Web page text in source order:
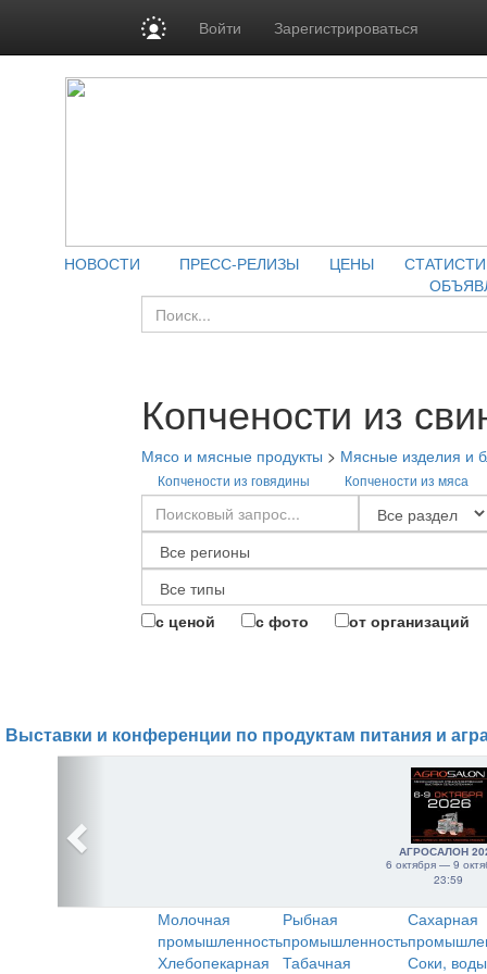
Войти Зарегистрироваться
НОВОСТИ ПРЕСС-РЕЛИЗЫ ЦЕНЫ
Копчености из
Мясо и мясные продукты > Мясные изделия и
Копчености из говядины Копчености из мяса
с ценой с фото от организаций
Выставки и конференции по продуктам питания и
АГРОСАЛОН
6 октября — 9
23:59
Молочная
промышленность
Рыбная
промышленность
Сахарная
Хлебопекарная
Табачная
Соки,